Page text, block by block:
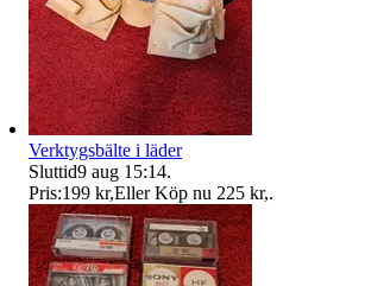
Verktygsbälte i läder
Sluttid9 aug 15:14.
Pris:199 kr,Eller Köp nu 225 kr,.